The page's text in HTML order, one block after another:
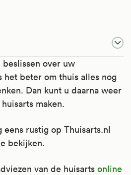
over uw
het beter om thuis alles nog
Dan kunt u daarna weer
maken.
eens rustig op Thuisarts.nl
bekijken.
van de huisarts online